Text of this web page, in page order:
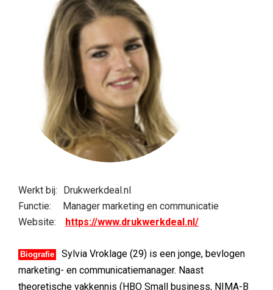
Werkt bij:
Drukwerkdeal.nl
Functie:
Manager marketing en communicatie
Website:
https://www.drukwerkdeal.nl/
Biografie
Sylvia Vroklage (29) is een jonge, bevlogen
marketing- en communicatiemanager. Naast
theoretische vakkennis (HBO Small business, NIMA-B